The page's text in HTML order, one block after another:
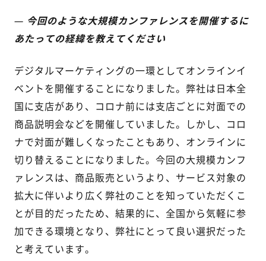
— 今回のような大規模カンファレンスを開催するに
あたっての経緯を教えてください
デジタルマーケティングの一環としてオンラインイ
ベントを開催することになりました。弊社は日本全
国に支店があり、コロナ前には支店ごとに対面での
商品説明会などを開催していました。しかし、コロ
ナで対面が難しくなったこともあり、オンラインに
切り替えることになりました。今回の大規模カンフ
ァレンスは、商品販売というより、サービス対象の
拡大に伴いより広く 弊社のことを知っていただくこ
とが目的だったため、結果的に、全国から気軽に参
加できる環境となり、弊社にとって良い選択だった
と考えています。